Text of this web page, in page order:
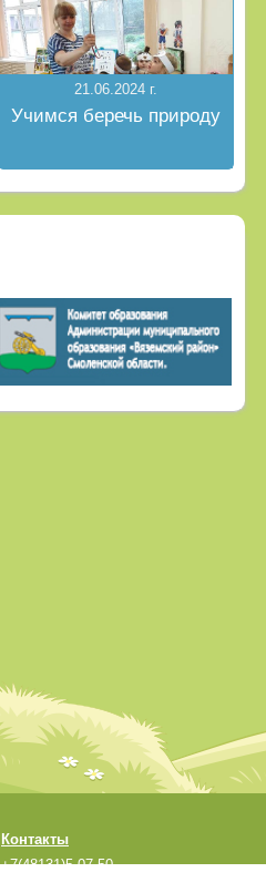
21.06.2024 г.
Учимся беречь природу
Контакты
+7(48131)5-07-50